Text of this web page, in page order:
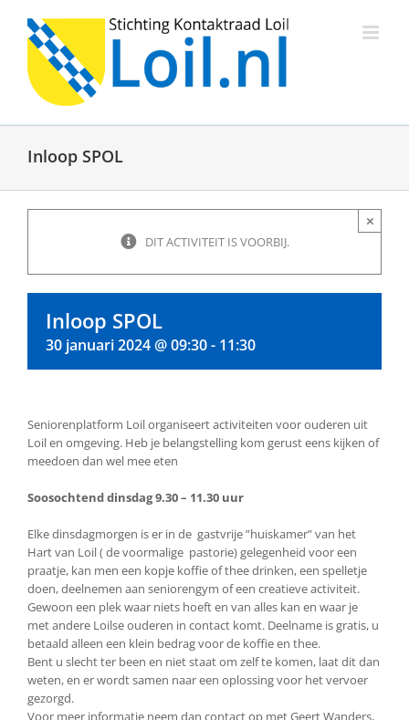
inhoud
Inloop SPOL
DIT ACTIVITEIT IS VOORBIJ.
×
Inloop SPOL
30 januari 2024 @ 09:30- 11:30
Seniorenplatform Loil organiseert activiteiten voor ouderen uit
Loil en omgeving. Heb je belangstelling kom gerust eens kijken of
meedoen dan wel mee eten
Soosochtend dinsdag 9.30 – 11.30 uur
Elke dinsdagmorgen is er in de gastvrije ”huiskamer” van het
Hart van Loil ( de voormalige pastorie) gelegenheid voor een
praatje, kan men een kopje koffie of thee drinken, een spelletje
doen, deelnemen aan seniorengym of een creatieve activiteit.
Gewoon een plek waar niets hoeft en van alles kan en waar je
met andere Loilse ouderen in contact komt. Deelname is gratis, u
betaald alleen een klein bedrag voor de koffie en thee.
Bent u slecht ter been en niet staat om zelf te komen, laat dit dan
weten, en er wordt samen naar een oplossing voor het vervoer
gezorgd.
Voor meer informatie neem dan contact op met Geert Wanders,